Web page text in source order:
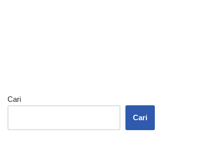
Cari
Cari